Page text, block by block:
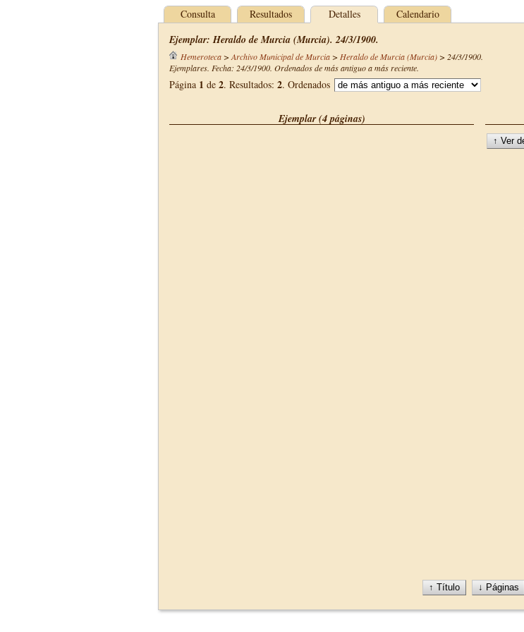
Consulta Resultados Detalles Calendario
Ejemplar: Heraldo de Murcia (Murcia). 24/3/1900.
Hemeroteca> Archivo Municipal de Murcia> Heraldo de Murcia (Murcia)> 24/3/1900.
Ejemplares. Fecha: 24/3/1900. Ordenados de más antiguo a más reciente.
Página 1 de 2. Resultados: 2. Ordenados
Ejemplar (4 páginas)